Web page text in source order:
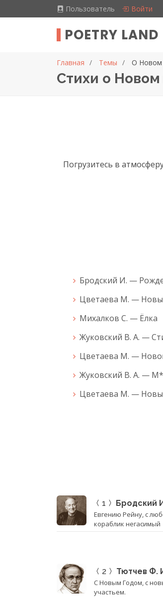
Пользователь Войти
POETRY LAND
Главная Темы О Новом
Стихи о Новом
Погрузитесь в
Бродский И. —
Цветаева М. —
Михалков С. — Ёлка
Жуковский В. А. —
Цветаева М. —
Жуковский В. А. —
Цветаева М. —
1 Бродский
Евгению Рейну, с
кораблик негасимый
2 Тютчев Ф.
С Новым Годом, с
участьем.